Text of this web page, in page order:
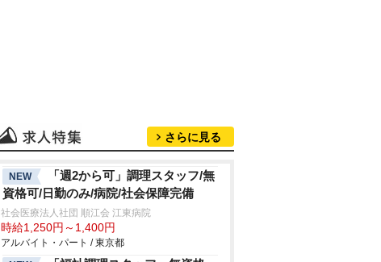
さらに見る
NEW
「週2から可」調理スタッフ/無
資格可/日勤のみ/病院/社会保障完備
社会医療法人社団 順江会 江東病院
時給1,250円～1,400円
アルバイト・パート / 東京都